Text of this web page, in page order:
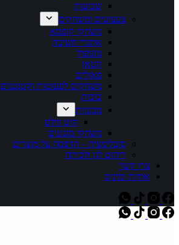
שבועות
צעצועים ומשחקים
משחקי קופסא
אתגרי חשיבה
מונופול
קטאן
פאזלים
משחקים לפעוטות וקטנטנים
בובות
מכוניות
הוט ווילס
משחקי מגנטים
סובלימציה – הדפסה על מוצרים
ריהוט לגן ולכיתה
צרו קשר
אודות ימיניס